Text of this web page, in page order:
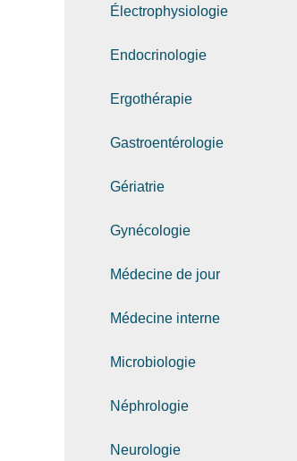
Électrophysiologie
Endocrinologie
Ergothérapie
Gastroentérologie
Gériatrie
Gynécologie
Médecine de jour
Médecine interne
Microbiologie
Néphrologie
Neurologie